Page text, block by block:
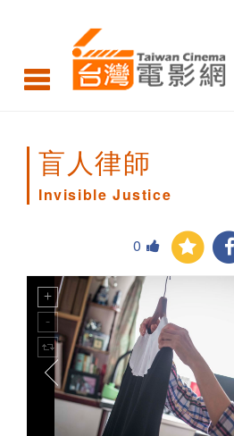
Invisible
Justice
盲人律師
Invisible Justice
0